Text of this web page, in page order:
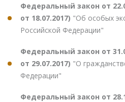
Федеральный закон от
от 18.07.2017) "Об особых
Российской Федерации"
Федеральный закон от
от 29.07.2017) "О
Федерации"
Федеральный закон от